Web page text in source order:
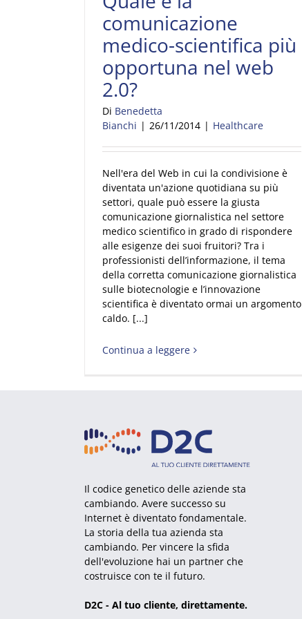
comunicazione
medico-scientifica più
opportuna nel web
2.0?
Di Benedetta
Bianchi | 26/11/2014 | Healthcare
Nell'era del Web in cui la condivisione è
diventata un'azione quotidiana su più
settori, quale può essere la giusta
comunicazione giornalistica nel settore
medico scientifico in grado di rispondere
alle esigenze dei suoi fruitori? Tra i
professionisti dell’informazione, il tema
della corretta comunicazione giornalistica
sulle biotecnologie e l’innovazione
scientifica è diventato ormai un argomento
caldo. [...]
Continua a leggere
Il codice genetico delle aziende sta
cambiando. Avere successo su
Internet è diventato fondamentale.
La storia della tua azienda sta
cambiando. Per vincere la sfida
dell'evoluzione hai un partner che
costruisce con te il futuro.
D2C - Al tuo cliente, direttamente.